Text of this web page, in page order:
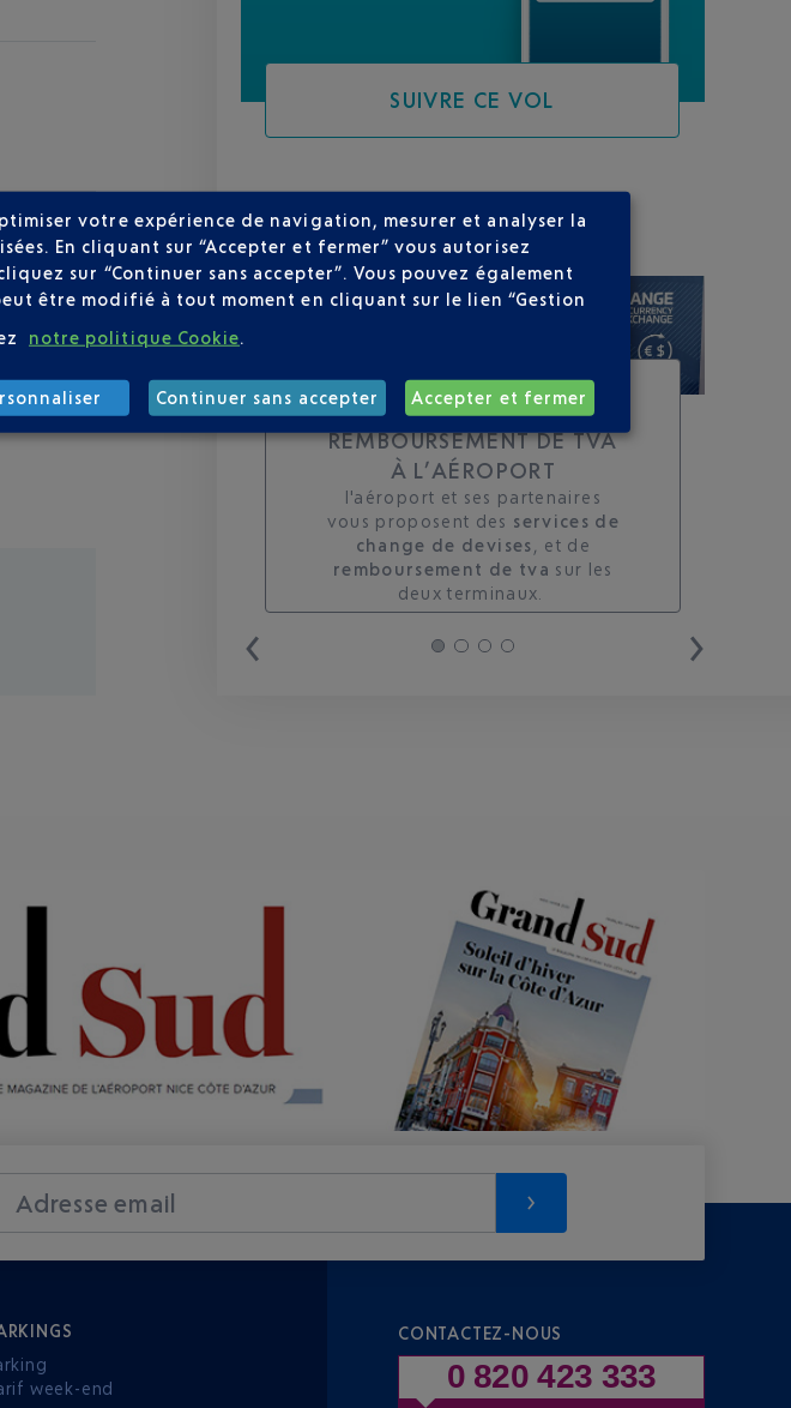
SUIVRE CE VOL
SUR VOTRE PARCOURS
TOUS LES SERVICES DE
CHANGE ET DE
REMBOURSEMENT DE TVA
À L’AÉROPORT
l'aéroport et ses partenaires
vous proposent des services de
change de devises , et de
remboursement de tva sur les
deux terminaux. ​
Adresse email
week-end
CONTACTEZ-NOUS
0 820 423 333
votre expérience de navigation, mesurer et analyser la
En cliquant sur “Accepter et fermer” vous autorisez
sur “Continuer sans accepter”. Vous pouvez également
être modifié à tout moment en cliquant sur le lien “Gestion
notre politique Cookie
Continuer sans accepter Accepter et fermer